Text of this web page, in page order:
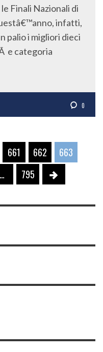
Finali Nazionali di
infatti,
palio i migliori dieci
e categoria
0
661 662
663
… 795